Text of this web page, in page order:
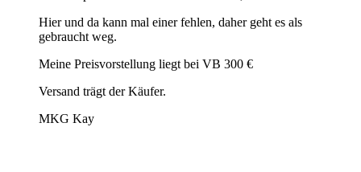
Hier und da kann mal einer fehlen, daher geht es als
gebraucht weg.
Meine Preisvorstellung liegt bei VB 300 €
Versand trägt der Käufer.
MKG Kay